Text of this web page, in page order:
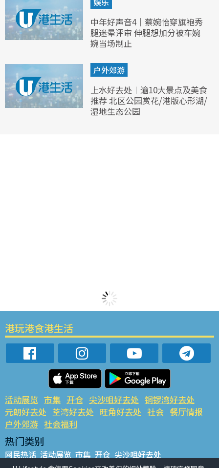
中年好声音4｜蔡婉怡穿旗袍秀
腿迷晕评审 伸腿想加分被车婉
婉当场制止
户外郊游
上水好去处︱逾10大景点及美食
推荐 北区公园赏花/港版心形湖/
湿地生态公园
港玩港食港生活
活动展览 市集 开仓 尖沙咀好去处 铜锣湾好去处
元朗好去处 荃湾好去处 旺角好去处 社会 餐厅情报
户外郊游 社会福利
热门类别
网民热话 活动展览 市集 开仓 尖沙咀好去处